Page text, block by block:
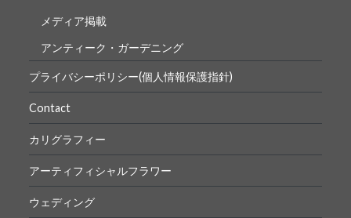
メディア掲載
アンティーク・ガーデニング
プライバシーポリシー(個人情報保護指針)
Contact
カリグラフィー
アーティフィシャルフラワー
ウェディング